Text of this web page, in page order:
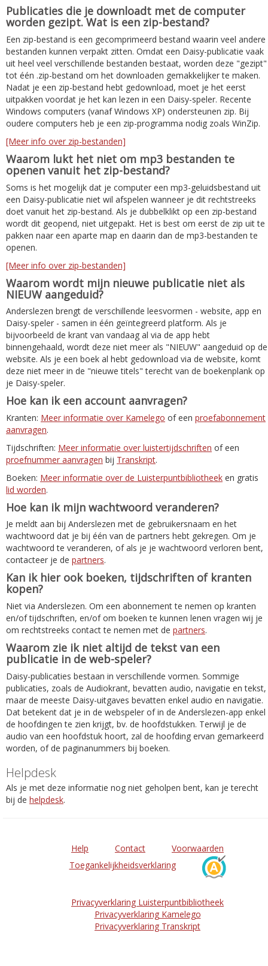
Publicaties die je downloadt met de computer
worden gezipt. Wat is een zip-bestand?
Een zip-bestand is een gecomprimeerd bestand waarin veel andere
bestanden kunnen verpakt zitten. Omdat een Daisy-publicatie vaak
uit heel veel verschillende bestanden bestaat, worden deze "gezipt"
tot één .zip-bestand om het downloaden gemakkelijker te maken.
Nadat je een zip-bestand hebt gedownload, moet je het eerst
uitpakken voordat je het kan lezen in een Daisy-speler. Recente
Windows computers (vanaf Windows XP) ondersteunen zip. Bij
oudere computers heb je een zip-programma nodig zoals WinZip.
[Meer info over zip-bestanden]
Waarom lukt het niet om mp3 bestanden te
openen vanuit het zip-bestand?
Soms is het mogelijk dat je computer een mp3-geluidsbestand uit
een Daisy-publicatie niet wil afspelen wanneer je dit rechtstreeks
doet vanuit het zip-bestand. Als je dubbelklikt op een zip-bestand
wordt dit geopend, niet uitgepakt. Het is best om eerst de zip uit te
pakken naar een aparte map en daarin dan de mp3-bestanden te
openen.
[Meer info over zip-bestanden]
Waarom wordt mijn nieuwe publicatie niet als
NIEUW aangeduid?
Anderslezen brengt de verschillende leesvormen - website, app en
Daisy-speler - samen in één geïntegreerd platform. Als je
bijvoorbeeld de krant van vandaag al via de app hebt
binnengehaald, wordt deze niet meer als "NIEUW" aangeduid op de
website. Als je een boek al hebt gedownload via de website, komt
deze niet meer in de "nieuwe titels" terecht van de boekenplank op
je Daisy-speler.
Hoe kan ik een account aanvragen?
Kranten: Meer informatie over Kamelego of een proefabonnement
aanvragen.
Tijdschriften: Meer informatie over luistertijdschriften of een
proefnummer aanvragen bij Transkript.
Boeken: Meer informatie over de Luisterpuntbibliotheek en gratis
lid worden.
Hoe kan ik mijn wachtwoord veranderen?
Je meldt aan bij Anderslezen met de gebruikersnaam en het
wachtwoord dat je bij één van de partners hebt gekregen. Om je
wachtwoord te veranderen, of als je je wachtwoord verloren bent,
contacteer je de partners.
Kan ik hier ook boeken, tijdschriften of kranten
kopen?
Niet via Anderslezen. Om een abonnement te nemen op kranten
en/of tijdschriften, en/of om boeken te kunnen lenen vragen wij je
om rechtstreeks contact te nemen met de partners.
Waarom zie ik niet altijd de tekst van een
publicatie in de web-speler?
Daisy-publicaties bestaan in verschillende vormen. Sommige
publicaties, zoals de Audiokrant, bevatten audio, navigatie en tekst,
maar de meeste Daisy-uitgaves bevatten enkel audio en navigatie.
Dat betekent dat je in de webspeler of in de Anderslezen-app enkel
de hoofdingen te zien krijgt, bv. de hoofdstukken. Terwijl je de
audio van een hoofdstuk hoort, zal de hoofding ervan gemarkeerd
worden, of de paginanummers bij boeken.
Helpdesk
Als je met deze informatie nog niet geholpen bent, kan je terecht
bij de helpdesk.
Help Contact
Voorwaarden
Toegankelijkheidsverklaring
Privacyverklaring Luisterpuntbibliotheek
Privacyverklaring Kamelego
Privacyverklaring Transkript